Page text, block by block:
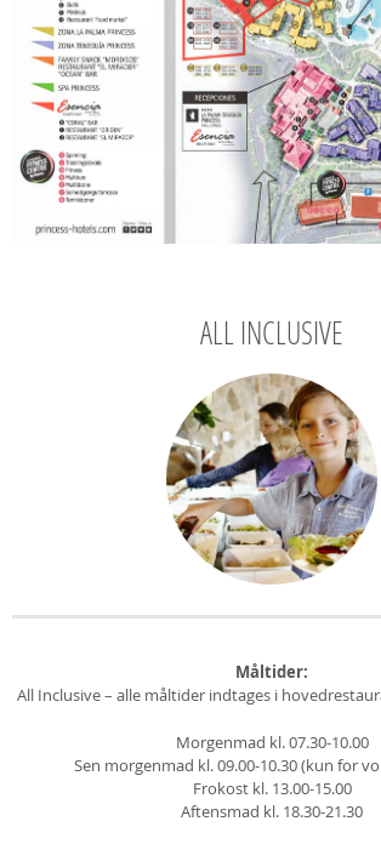
ALL INCLUSIVE
Måltider:
All Inclusive – alle måltider indtages i
Morgenmad kl. 07.30-10.00
Sen morgenmad kl. 09.00-10.30 (kun for
Frokost kl. 13.00-15.00
Aftensmad kl. 18.30-21.30